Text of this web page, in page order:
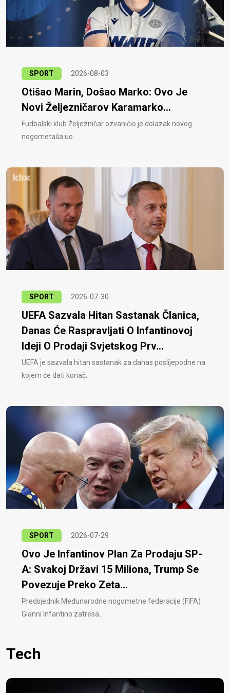
SPORT 2026-08-03
Otišao Marin, Došao Marko: Ovo Je
Novi Željezničarov Karamarko...
Fudbalski klub Željezničar ozvaničio je dolazak novog
nogometaša uo..
SPORT 2026-07-30
UEFA Sazvala Hitan Sastanak Članica,
Danas Će Raspravljati O Infantinovoj
Ideji O Prodaji Svjetskog Prv...
UEFA je sazvala hitan sastanak za danas poslijepodne na
kojem će dati konač..
SPORT 2026-07-29
Ovo Je Infantinov Plan Za Prodaju SP-
A: Svakoj Državi 15 Miliona, Trump Se
Povezuje Preko Zeta...
Predsjednik Međunarodne nogometne federacije (FIFA)
Gianni Infantino zatresa..
Tech